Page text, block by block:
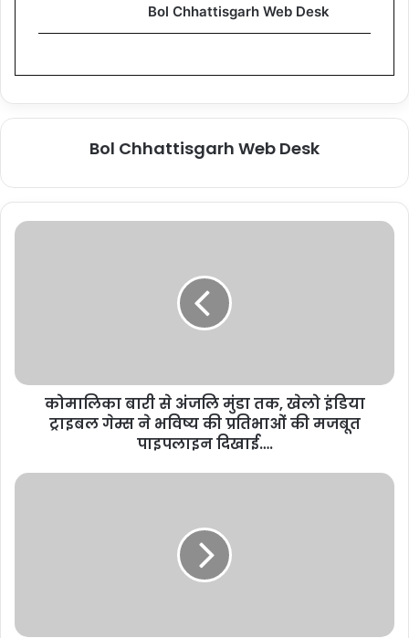
Bol Chhattisgarh Web Desk
Bol Chhattisgarh Web Desk
कोमालिका बारी से अंजलि मुंडा तक, खेलो इंडिया
ट्राइबल गेम्स ने भविष्य की प्रतिभाओं की मजबूत
पाइपलाइन दिखाई….